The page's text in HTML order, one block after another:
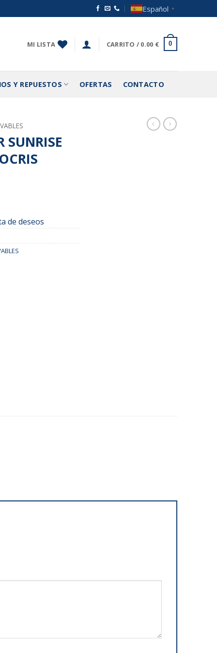
Español ▼
MI LISTA CARRITO / 0.00 € 0
Y REPUESTOS OFERTAS CONTACTO
SUNRISE
de deseos